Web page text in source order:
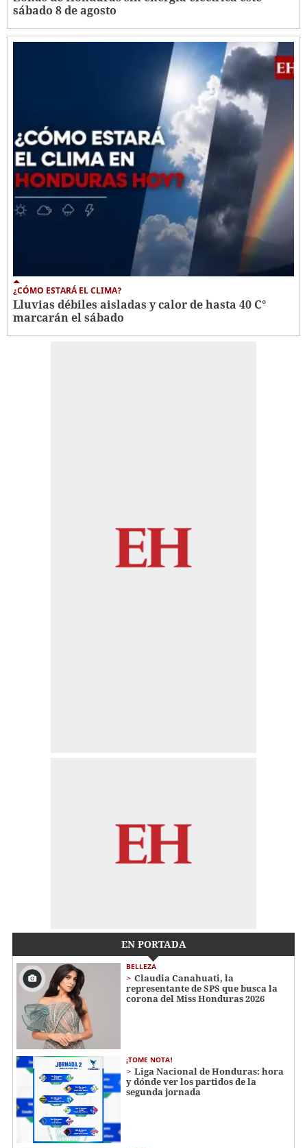
sábado 8 de agosto
¿CÓMO ESTARÁ EL CLIMA?
Lluvias débiles aisladas y calor de hasta 40 C°
marcarán el sábado
EN PORTADA
BELLEZA
Claudia Canahuati, la
representante de SPS que busca la
corona del Miss Honduras 2026
¡TOME NOTA!
Liga Nacional de Honduras: hora
y dónde ver los partidos de la
segunda jornada